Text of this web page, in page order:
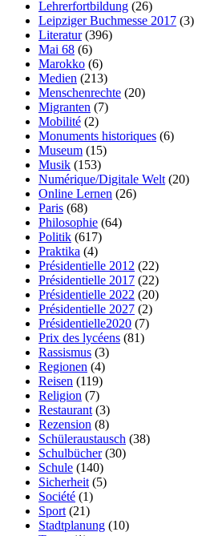
Lehrerfortbildung (26)
Leipziger Buchmesse 2017 (3)
Literatur(396)
Mai 68 (6)
Marokko (6)
Medien (213)
Menschenrechte (20)
Migranten (7)
Mobilité (2)
Monuments historiques (6)
Museum (15)
Musik (153)
Numérique/Digitale Welt (20)
Online Lernen (26)
Paris (68)
Philosophie (64)
Politik (617)
Praktika (4)
Présidentielle 2012 (22)
Présidentielle 2017 (22)
Présidentielle 2022 (20)
Présidentielle 2027 (2)
Présidentielle2020 (7)
Prix des lycéens (81)
Rassismus (3)
Regionen (4)
Reisen (119)
Religion (7)
Restaurant (3)
Rezension (8)
Schüleraustausch (38)
Schulbücher(30)
Schule (140)
Sicherheit (5)
Société (1)
Sport (21)
Stadtplanung (10)